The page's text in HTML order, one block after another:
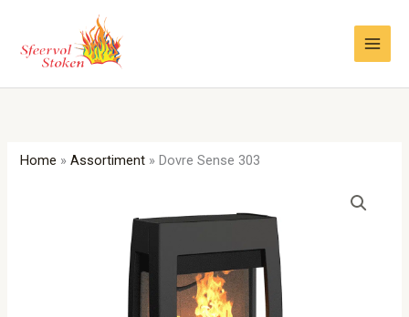
inhoud
Home »Assortiment » Dovre Sense 303